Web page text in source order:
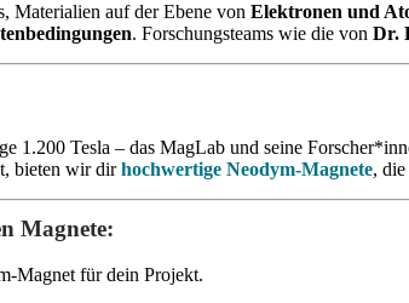
Materialien auf der Ebene von Elektronen und
. Forschungsteams wie die von Dr.
1.200 Tesla – das MagLab und seine
bieten wir dirhochwertige Neodym-Magnete,
Magnete:
Magnet für dein Projekt.